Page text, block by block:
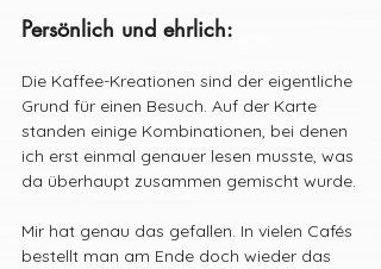
Persönlich und ehrlich:
Die Kaffee-Kreationen sind der eigentliche
Grund für einen Besuch. Auf der Karte
standen einige Kombinationen, bei denen
ich erst einmal genauer lesen musste, was
da überhaupt zusammen gemischt wurde.
Mir hat genau das gefallen. In vielen Cafés
bestellt man am Ende doch wieder das